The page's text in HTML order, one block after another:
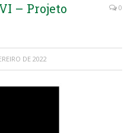
– Projeto
0
DE 2022